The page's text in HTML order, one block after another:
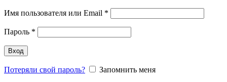
Имя пользователя или Email *
Пароль *
Вход
Потеряли свой пароль?
Запомнить меня